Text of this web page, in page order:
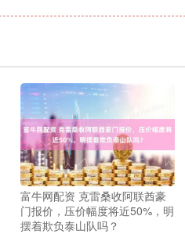
富牛网配资 克雷桑收阿联酋豪
门报价，压价幅度将近50%，明
摆着欺负泰山队吗？